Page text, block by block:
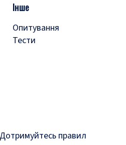
Інше
Опитування
Тести
правил